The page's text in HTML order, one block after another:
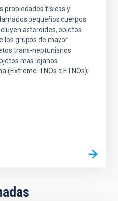
propiedades físicas y
pequeños cuerpos
asteroides, objetos
los grupos de mayor
trans-neptunianos
más lejanos
(Extreme-TNOs o ETNOs);